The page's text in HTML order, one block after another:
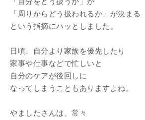
「周りからどう扱われるか」が決まる
という指摘にハッとしました。
日頃、自分より家族を優先したり
家事や仕事などで忙しいと
自分のケアが後回しに
なってしまうこともありますよね。
やましたさんは、常々